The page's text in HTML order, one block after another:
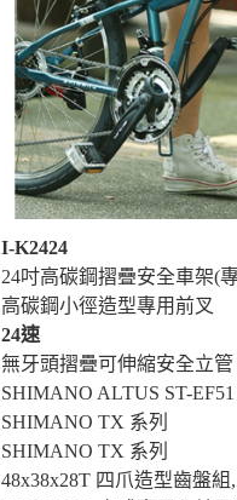
I-K2424
24吋高碳鋼摺疊安全車架(
高碳鋼小徑造型專用前叉
24速
無牙頭摺疊可伸縮安全立管
SHIMANO ALTUS ST-
SHIMANO TX 系列
SHIMANO TX 系列
48x38x28T 四爪造型齒盤